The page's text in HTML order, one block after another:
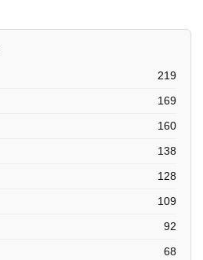
219
169
160
138
128
109
92
68